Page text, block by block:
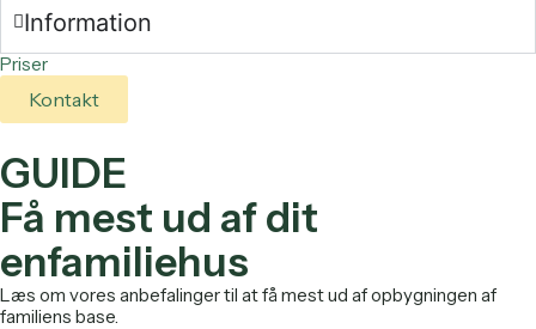
Information
Priser
Kontakt
GUIDE
Få mest ud af dit
enfamiliehus
Læs om vores anbefalinger til at få mest ud af opbygningen af
familiens base.